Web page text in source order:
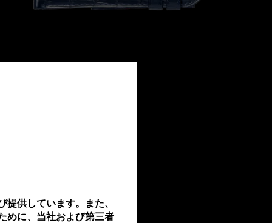
供しています。また、
めに、当社および第三者